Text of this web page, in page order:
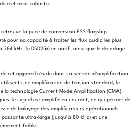
mais robuste.
la puce de conversion ESS flagship
pour sa capacité à traiter les flux audio les plus
384 kHz, le DSD256 en natif, ainsi que le décodage
cet appareil réside dans sa section d’amplification.
utilisent une amplification de tension standard, le
la technologie Current Mode Amplification (CMA).
le signal est amplifié en courant, ce qui permet de
de balayage des amplificateurs opérationnels
ultra-large (jusqu’à 80 kHz) et une
faible.